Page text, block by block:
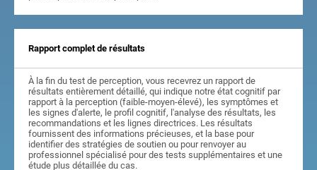
Rapport complet de résultats
À la fin du test de perception, vous recevrez un rapport de
résultats entièrement détaillé, qui indique notre état cognitif par
rapport à la perception (faible-moyen-élevé), les symptômes et
les signes d'alerte, le profil cognitif, l'analyse des résultats, les
recommandations et les lignes directrices. Les résultats
fournissent des informations précieuses, et la base pour
identifier des stratégies de soutien ou pour renvoyer au
professionnel spécialisé pour des tests supplémentaires et une
étude plus détaillée du cas.